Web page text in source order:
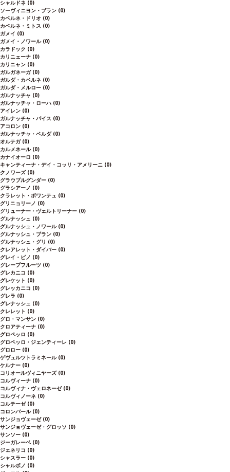
シャルドネ (0)
ソーヴィニヨン・ブラン (0)
カベルネ・ドリオ (0)
カベルネ・ミトス (0)
ガメイ (0)
ガメイ・ノワール (0)
カラドック (0)
カリニェーナ (0)
カリニャン (0)
ガルガネーガ (0)
ガルダ・カベルネ (0)
ガルダ・メルロー (0)
ガルナッチャ (0)
ガルナッチャ・ローハ (0)
アイレン (0)
ガルナッチャ・パイス (0)
アコロン (0)
ガルナッチャ・ペルダ (0)
オルテガ (0)
カルメネール (0)
カナイオーロ (0)
キャンティーナ・デイ・コッリ・アメリーニ (0)
クノワーズ (0)
グラウブルグンダー (0)
グラシアーノ (0)
クラレット・ボワンテュ (0)
グリニョリーノ (0)
グリューナー・ヴェルトリーナー (0)
グルナッシュ (0)
グルナッシュ・ノワール (0)
グルナッシュ・ブラン (0)
グルナッシュ・グリ (0)
クレアレット・ダイバー (0)
グレイ・ピノ (0)
グレープフルーツ (0)
グレカニコ (0)
グレケット (0)
グレッカニコ (0)
グレラ (0)
グレナッシュ (0)
クレレット (0)
グロ・マンサン (0)
クロアティーナ (0)
グロペッロ (0)
グロペッロ・ジェンティーレ (0)
グロロー (0)
ゲヴュルツトラミネール (0)
ケルナー (0)
コリオールヴィニヤーズ (0)
コルヴィーナ (0)
コルヴィナ・ヴェロネーゼ (0)
コルヴィノーネ (0)
コルテーゼ (0)
コロンバール (0)
サンジョヴェーゼ (0)
サンジョヴェーゼ・グロッソ (0)
サンソー (0)
ジーガレーベ (0)
ジェネリコ (0)
シャスラー (0)
シャルボノ (0)